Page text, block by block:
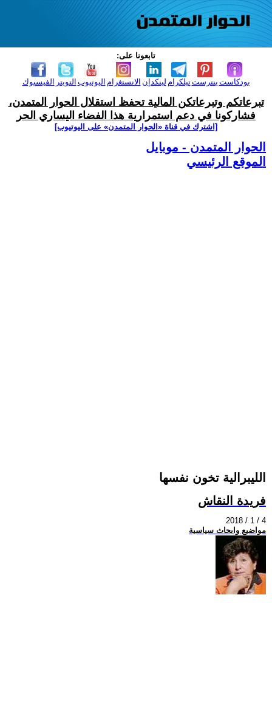
تابعونا على:
الفيسبوك التويتر اليوتيوب الانستغرام لينكدإن تيلكرامبنترست بودكاست
تبرعاتكم وتبرعاتكن المالية تحفظ استقلال الحوار المتمدن،
فشاركونا في دعم استمرارية هذا الفضاء اليساري الحر
[اشترك في قناة ‫«الحوار المتمدن» على اليوتيوب]
الحوار المتمدن - موبايل
الموقع الرئيسي
الليبرالية تخون نفسها
فريدة النقاش
2018 / 1 / 4
مواضيع وابحاث سياسية